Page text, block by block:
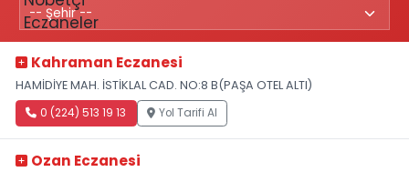
Kahraman Eczanesi
HAMİDİYE MAH. İSTİKLAL CAD. NO:8 B(PAŞA OTEL ALTI)
0 (224) 513 19 13 Yol Tarifi Al
Ozan Eczanesi